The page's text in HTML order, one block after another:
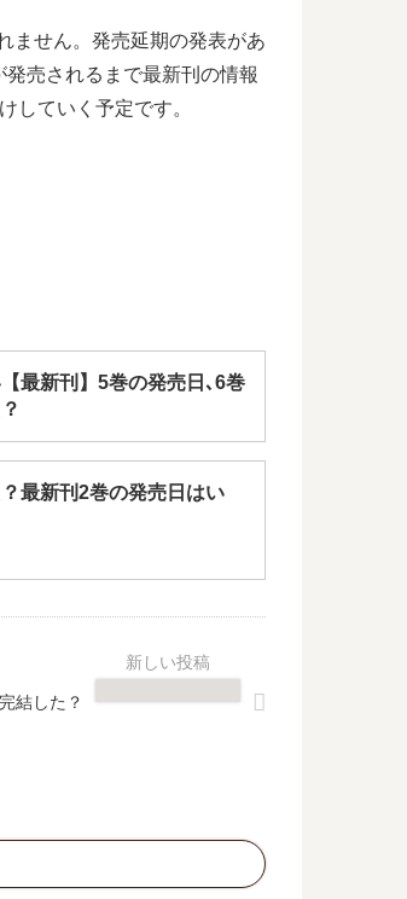
ません。発売延期の発表があ
売されるまで最新刊の情報
していく予定です。
最新刊】5巻の発売日､6巻
最新刊2巻の発売日はい
結した？